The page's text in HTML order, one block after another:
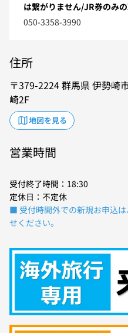
は繋がりません/JR券のみの
050-3358-3990
住所
379-2224群馬県伊勢崎
崎2F
地図を見る
営業時間
受付終了時間：18:30
定休日：不定休
■ 受付時間外での新規お申込
せください。